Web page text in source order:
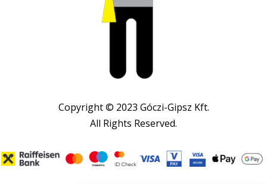
Copyright © 2023 Góczi-Gipsz Kft.
All Rights Reserved.